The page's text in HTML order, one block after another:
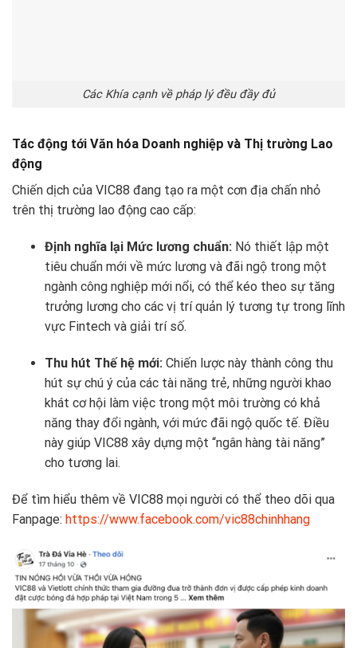
Các Khía cạnh về pháp lý đều đầy đủ
Tác động tới Văn hóa Doanh nghiệp và Thị trường Lao
động
Chiến dịch của VIC88 đang tạo ra một cơn địa chấn nhỏ
trên thị trường lao động cao cấp:
Định nghĩa lại Mức lương chuẩn: Nó thiết lập một
tiêu chuẩn mới về mức lương và đãi ngộ trong một
ngành công nghiệp mới nổi, có thể kéo theo sự tăng
trưởng lương cho các vị trí quản lý tương tự trong lĩnh
vực Fintech và giải trí số.
Thu hút Thế hệ mới: Chiến lược này thành công thu
hút sự chú ý của các tài năng trẻ, những người khao
khát cơ hội làm việc trong một môi trường có khả
năng thay đổi ngành, với mức đãi ngộ quốc tế. Điều
này giúp VIC88 xây dựng một “ngân hàng tài năng”
cho tương lai.
Để tìm hiểu thêm về VIC88 mọi người có thể theo dõi qua
Fanpage: https://www.facebook.com/vic88chinhhang